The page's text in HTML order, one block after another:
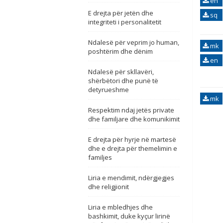
E drejta për jetën dhe
integriteti i personalitetit
Ndalesë për veprim jo human,
poshtërim dhe dënim
Ndalesë për skllavëri,
shërbëtori dhe punë të
detyrueshme
Respektim ndaj jetës private
dhe familjare dhe komunikimit
E drejta për hyrje në martesë
dhe e drejta për themelimin e
familjes
Liria e mendimit, ndërgjegjes
dhe religjionit
Liria e mbledhjes dhe
bashkimit, duke kyçur lirinë
sq
mk
en
mk